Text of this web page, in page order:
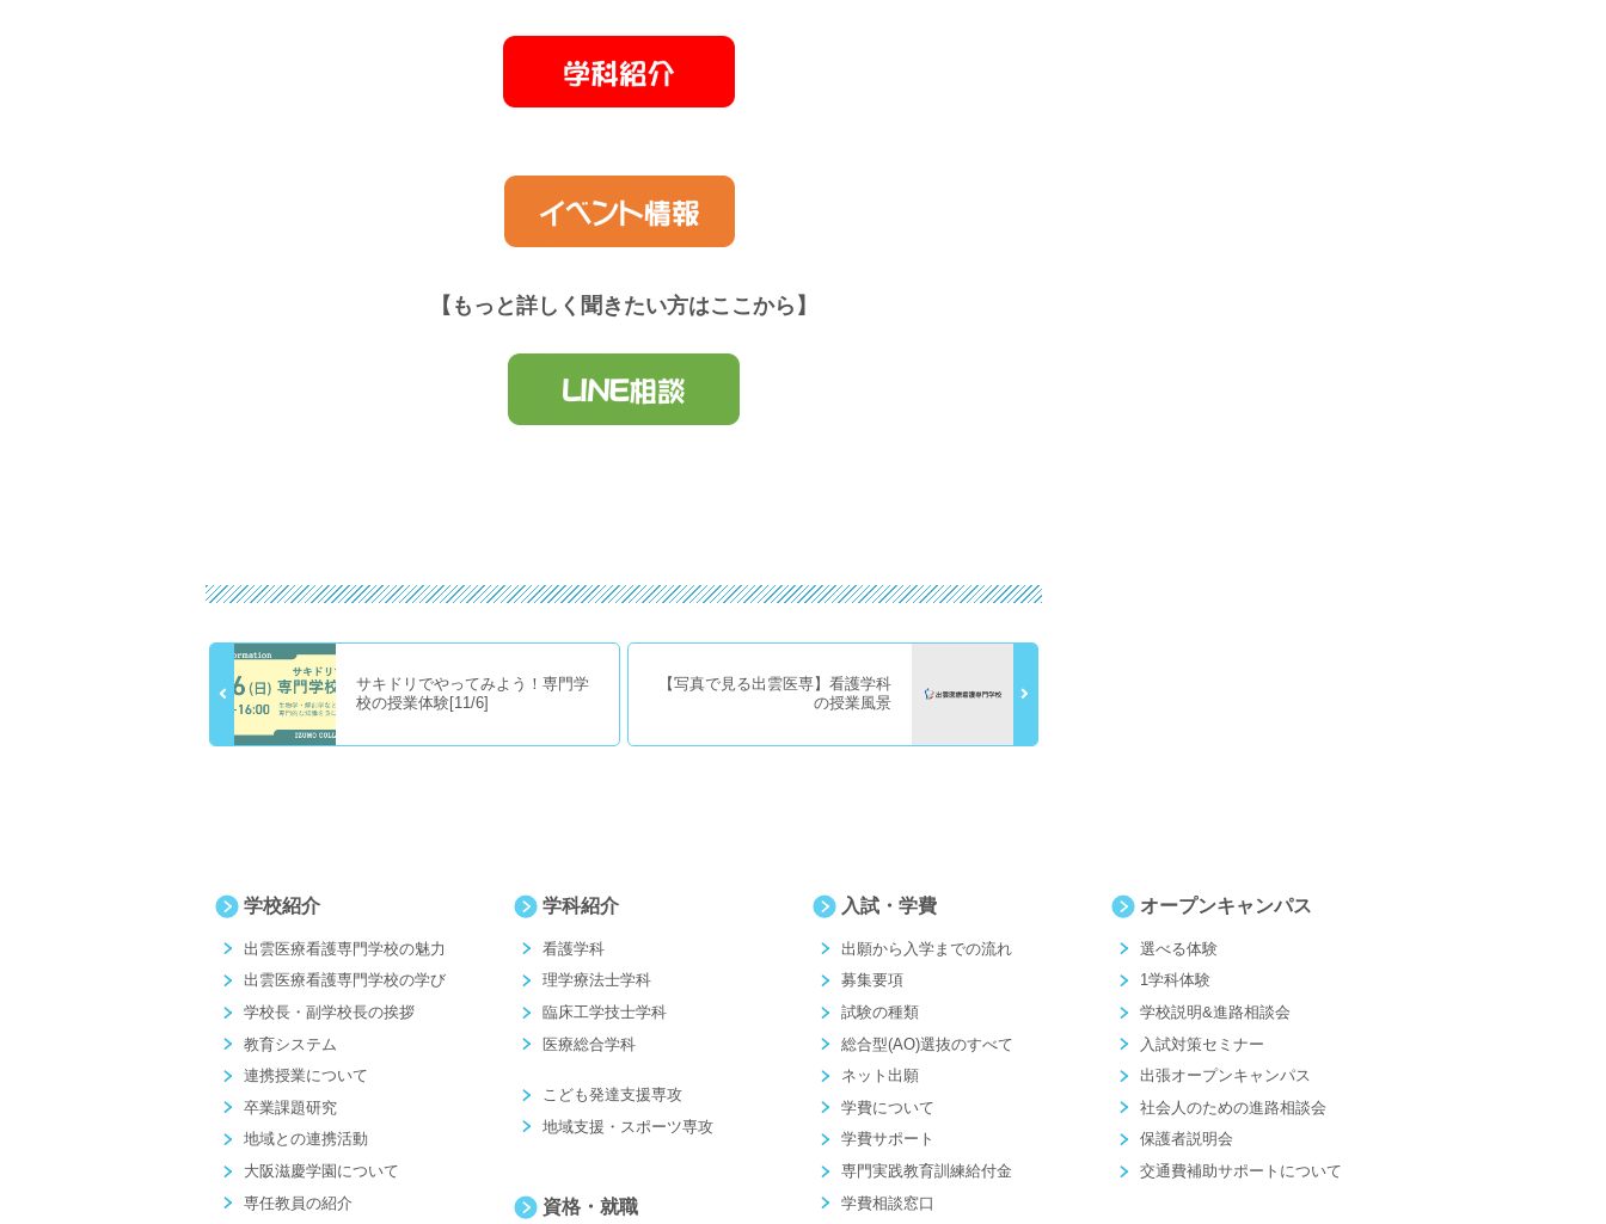
【もっと詳しく聞きたい方はここから】
サキドリでやってみよう！専門学
校の授業体験[11/6]
【写真で見る出雲医専】看護学科
の授業風景
学校紹介
出雲医療看護専門学校の魅力
出雲医療看護専門学校の学び
学校長・副学校長の挨拶
教育システム
連携授業について
卒業課題研究
地域との連携活動
大阪滋慶学園について
専任教員の紹介
学科紹介
看護学科
理学療法士学科
臨床工学技士学科
医療総合学科
こども発達支援専攻
地域支援・スポーツ専攻
資格・就職
入試・学費
出願から入学までの流れ
募集要項
試験の種類
総合型(AO)選抜のすべて
ネット出願
学費について
学費サポート
専門実践教育訓練給付金
学費相談窓口
オープンキャンパス
選べる体験
1学科体験
学校説明&進路相談会
入試対策セミナー
出張オープンキャンパス
社会人のための進路相談会
保護者説明会
交通費補助サポートについて